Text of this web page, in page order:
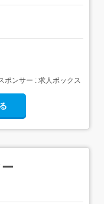
ポンサー : 求人ボックス